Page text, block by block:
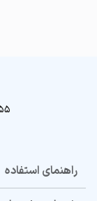
راهنمای استفاده